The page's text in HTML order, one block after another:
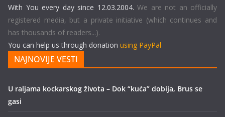
With You every day since 12.03.2004. We are not an officially
registered media, but a private initiative (which continues and
has thousands of readers...).
You can help us through donation using PayPal
NAJNOVIJE VESTI
U raljama kockarskog života – Dok “kuća” dobija, Brus se
gasi